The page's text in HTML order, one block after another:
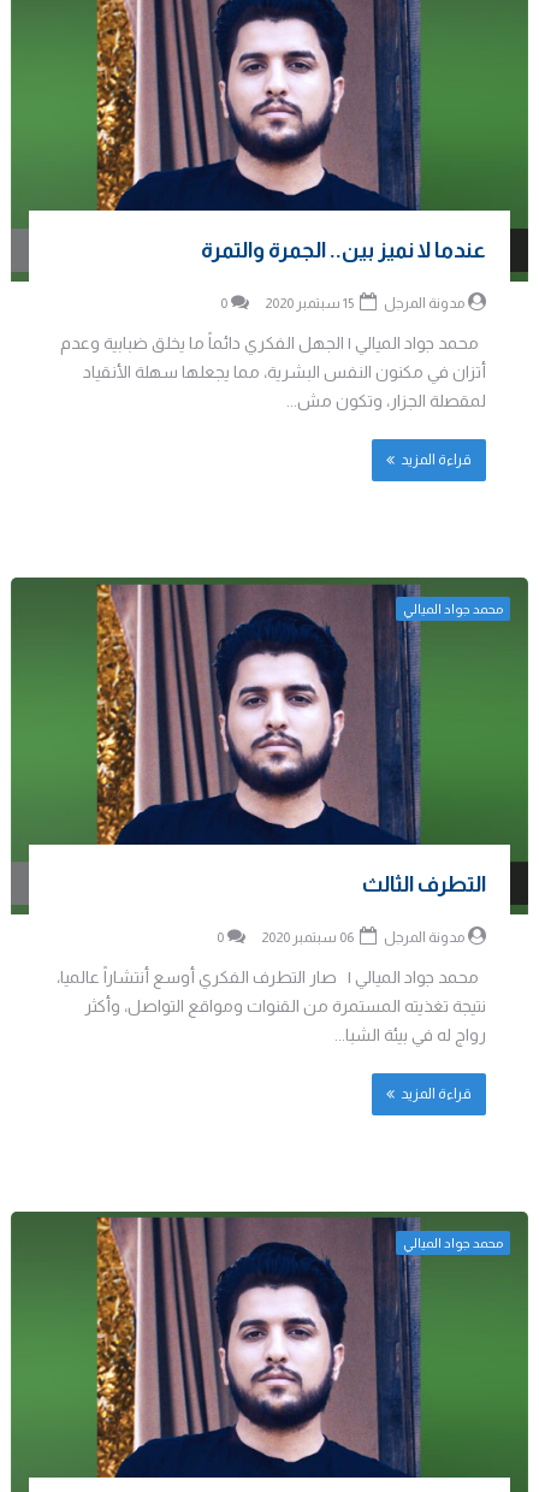
عندما لا نميز بين.. الجمرة والتمرة
مدونة المرجل 0
محمد جواد الميالي | الجهل الفكري دائماً ما يخلق ضبابية وعدم
أتزان في مكنون النفس البشرية، مما يجعلها سهلة الأنقياد
لمقصلة الجزار، وتكون مش...
قراءة المزيد
محمد جواد الميالي
التطرف الثالث
مدونة المرجل 0
محمد جواد الميالي | صار التطرف الفكري أوسع أنتشاراً عالميا،
نتيجة تغذيته المستمرة من القنوات ومواقع التواصل، وأكثر
رواج له في بيئة الشبا...
قراءة المزيد
محمد جواد الميالي